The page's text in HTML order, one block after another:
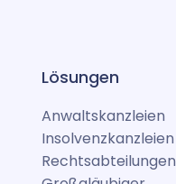
Lösungen
Anwaltskanzleien
Insolvenzkanzleien
Rechtsabteilungen